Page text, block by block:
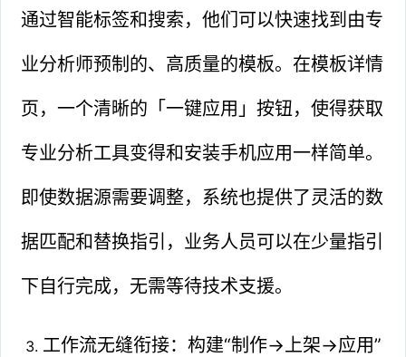
通过智能标签和搜索，他们可以快速找到由专
业分析师预制的、高质量的模板。在模板详情
页，一个清晰的「一键应用」按钮，使得获取
专业分析工具变得和安装手机应用一样简单。
即使数据源需要调整，系统也提供了灵活的数
据匹配和替换指引，业务人员可以在少量指引
下自行完成，无需等待技术支援。
工作流无缝衔接：构建“制作→上架→应用”